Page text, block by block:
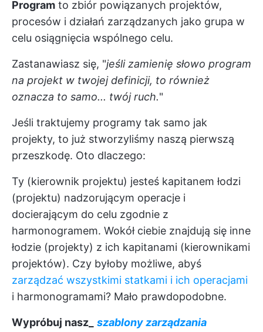
Program to zbiór powiązanych projektów,
procesów i działań zarządzanych jako grupa w
celu osiągnięcia wspólnego celu.
Zastanawiasz się, "jeśli zamienię słowo program
na projekt w twojej definicji, to również
oznacza to samo... twój ruch."
Jeśli traktujemy programy tak samo jak
projekty, to już stworzyliśmy naszą pierwszą
przeszkodę. Oto dlaczego:
Ty (kierownik projektu) jesteś kapitanem łodzi
(projektu) nadzorującym operacje i
docierającym do celu zgodnie z
harmonogramem. Wokół ciebie znajdują się inne
łodzie (projekty) z ich kapitanami (kierownikami
projektów). Czy byłoby możliwe, abyś
zarządzać wszystkimi statkami i ich operacjami
i harmonogramami? Mało prawdopodobne.
Wypróbuj nasz_
szablony zarządzania